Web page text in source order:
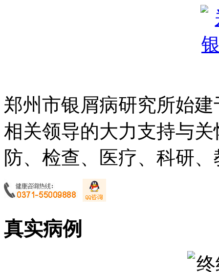
郑州市银屑病研究所始
相关领导的大力支持与
防、检查、医疗、科研
真实病例